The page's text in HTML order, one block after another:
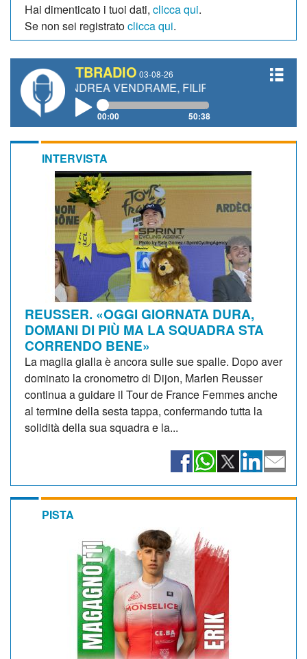
Hai dimenticato i tuoi dati, clicca qui.
Se non sei registratoclicca qui.
TBRADIO 03-08-26
ANDREA VENDRAME, FILIPPO FIORELLI
00:00 50:38
INTERVISTA
REUSSER. «OGGI GIORNATA DURA,
DOMANI DI PIÙ MA LA SQUADRA STA
CORRENDO BENE»
La maglia gialla è ancora sulle sue spalle. Dopo aver
dominato la cronometro di Dijon, Marlen Reusser
continua a guidare il Tour de France Femmes anche
al termine della sesta tappa, confermando tutta la
solidità della sua squadra e la...
PISTA